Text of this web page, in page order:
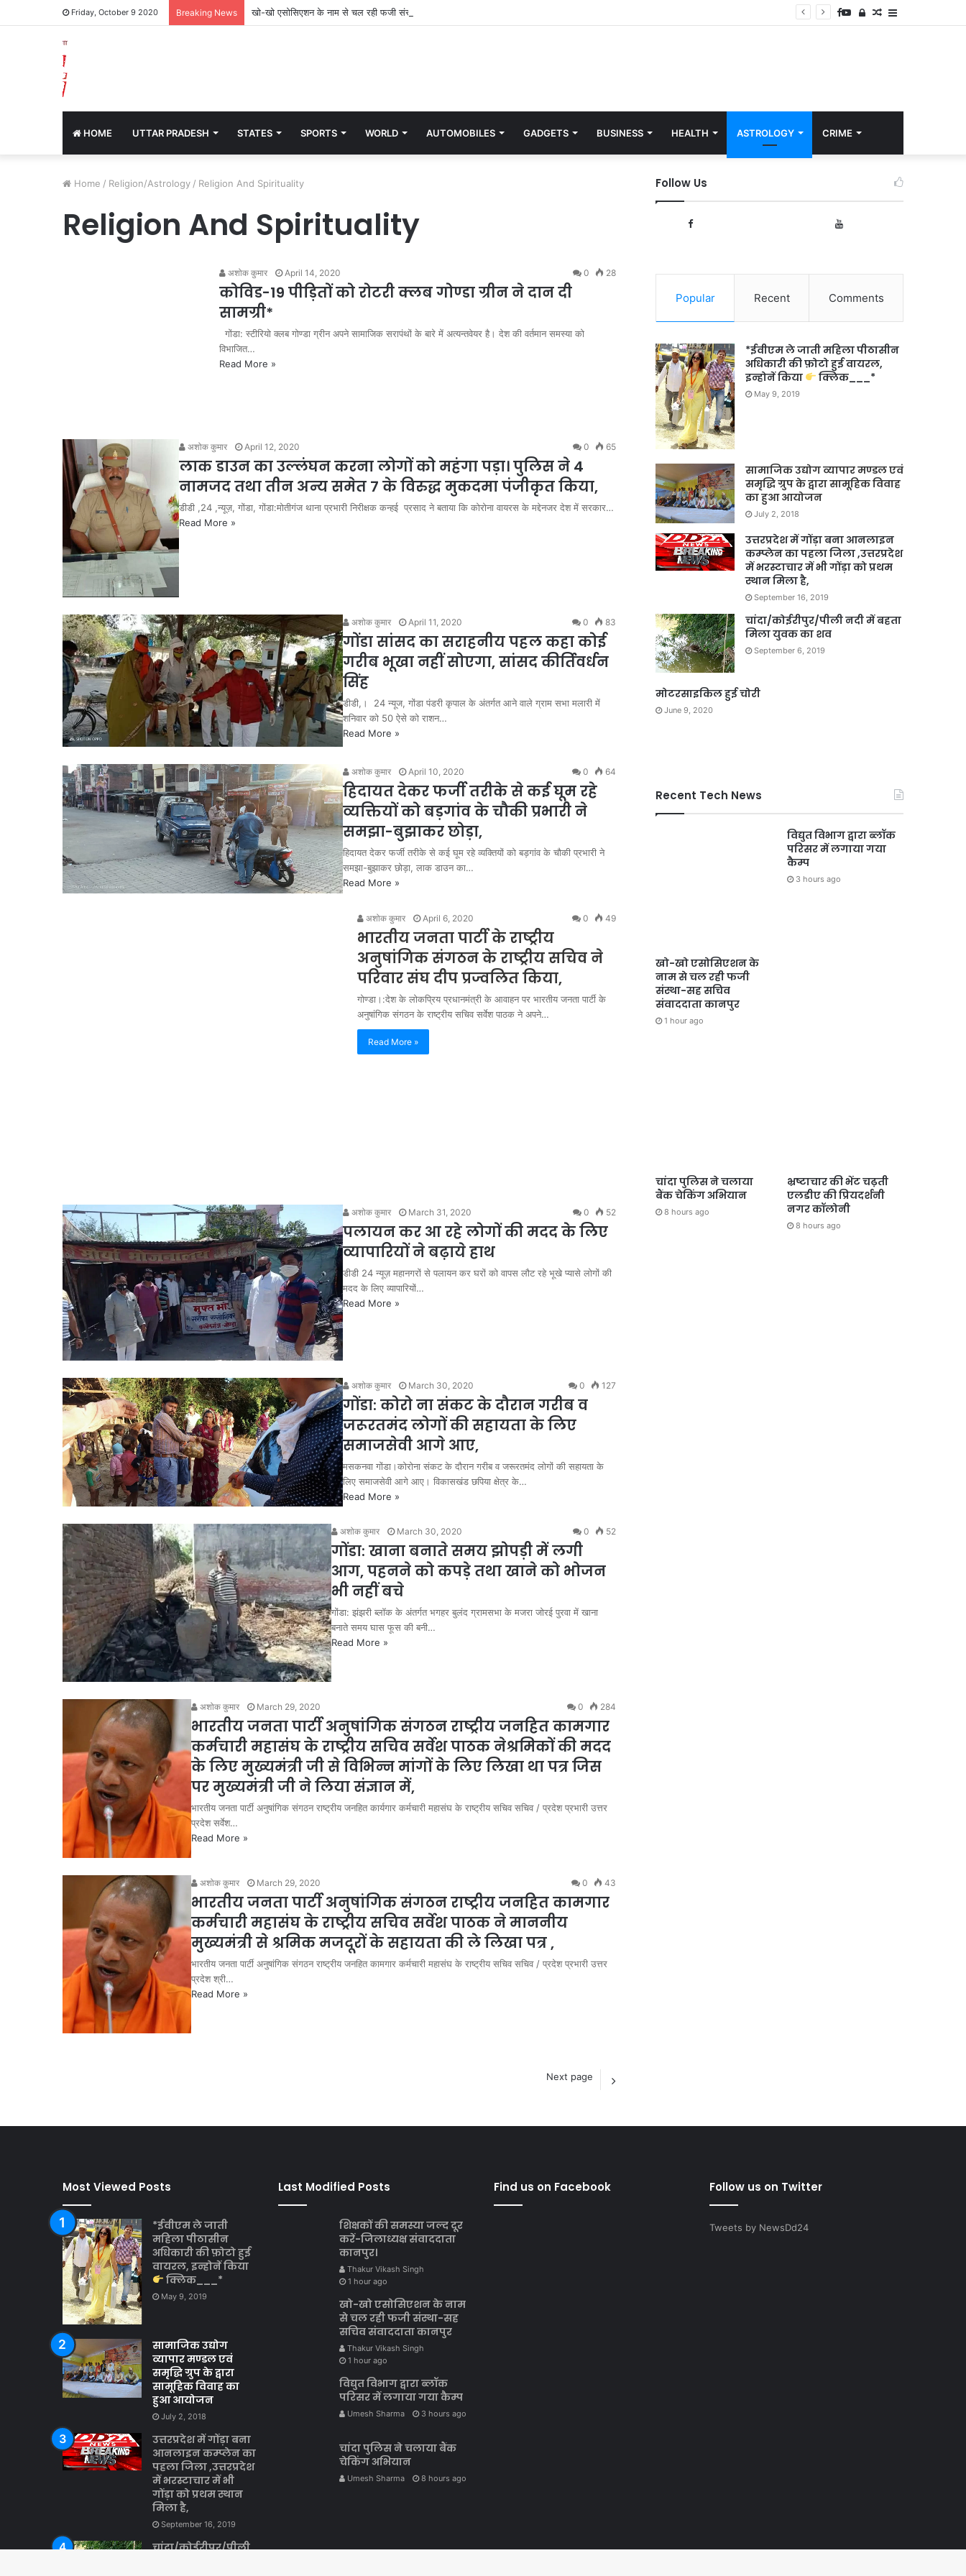
Friday, October 9 2020 Breaking News खो-खो एसोसिएशन के नाम से चल रही फजी संस्था-सह सचिव संवाददाता कानपुर Random
Log
YouTube
Facebook
HOME UTTAR PRADESH STATES SPORTS WORLD AUTOMOBILES GADGETS BUSINESS HEALTH ASTROLOGY CRIME
Home / Religion/Astrology / Religion And Spirituality
Religion And Spirituality
अशोक कुमार April 14, 2020 0 28
कोविड-19 पीड़ितों को रोटरी क्लब गोण्डा ग्रीन ने दान दी
सामग्री*
गोंडा: स्टीरियो क्लब गोण्डा ग्रीन अपने सामाजिक सरापंथों के बारे में अत्यन्तवेयर है। देश की वर्तमान समस्या को
विभाजित…
Read More »
अशोक कुमार April 12, 2020 0 65
लाक डाउन का उल्लंघन करना लोगों को महंगा पड़ा। पुलिस ने 4
नामजद तथा तीन अन्य समेत 7 के विरुद्ध मुकदमा पंजीकृत किया,
डीडी ,24 ,न्यूज़, गोंडा, गोंडा:मोतीगंज थाना प्रभारी निरीक्षक कन्हई प्रसाद ने बताया कि कोरोना वायरस के मद्देनजर देश में सरकार…
Read More »
अशोक कुमार April 11, 2020 0 83
गोंडा सांसद का सराहनीय पहल कहा कोई
गरीब भूखा नहीं सोएगा, सांसद कीर्तिवर्धन
सिंह
डीडी,। 24 न्यूज, गोंडा पंडरी कृपाल के अंतर्गत आने वाले ग्राम सभा मलारी में
शनिवार को 50 ऐसे को राशन…
Read More »
अशोक कुमार April 10, 2020 0 64
हिदायत देकर फर्जी तरीके से कई घूम रहे
व्यक्तियों को बड़गांव के चौकी प्रभारी ने
समझा-बुझाकर छोड़ा,
हिदायत देकर फर्जी तरीके से कई घूम रहे व्यक्तियों को बड़गांव के चौकी प्रभारी ने
समझा-बुझाकर छोड़ा, लाक डाउन का…
Read More »
अशोक कुमार April 6, 2020 0 49
भारतीय जनता पार्टी के राष्ट्रीय
अनुषांगिक संगठन के राष्ट्रीय सचिव ने
परिवार संघ दीप प्रज्वलित किया,
गोण्डा।:देश के लोकप्रिय प्रधानमंत्री के आवाहन पर भारतीय जनता पार्टी के
अनुषांगिक संगठन के राष्ट्रीय सचिव सर्वेश पाठक ने अपने…
Read More »
अशोक कुमार March 31, 2020 0 52
पलायन कर आ रहे लोगों की मदद के लिए
व्यापारियों ने बढ़ाये हाथ
डीडी 24 न्यूज़ महानगरों से पलायन कर घरों को वापस लौट रहे भूखे प्यासे लोगों की
मदद के लिए व्यापारियों…
Read More »
अशोक कुमार March 30, 2020 0 127
गोंडा: कोरो ना संकट के दौरान गरीब व
जरूरतमंद लोगों की सहायता के लिए
समाजसेवी आगे आए,
मसकनवा गोंडा।कोरोना संकट के दौरान गरीब व जरूरतमंद लोगों की सहायता के
लिए समाजसेवी आगे आए। विकासखंड छपिया क्षेत्र के…
Read More »
अशोक कुमार March 30, 2020 0 52
गोंडा: खाना बनाते समय झोपड़ी में लगी
आग, पहनने को कपड़े तथा खाने को भोजन
भी नहीं बचे
गोंडा: झंझरी ब्लॉक के अंतर्गत भगहर बुलंद ग्रामसभा के मजरा जोरई पुरवा में खाना
बनाते समय घास फूस की बनी…
Read More »
अशोक कुमार March 29, 2020 0 284
भारतीय जनता पार्टी अनुषांगिक संगठन राष्ट्रीय जनहित कामगार
कर्मचारी महासंघ के राष्ट्रीय सचिव सर्वेश पाठक नेश्रमिकों की मदद
के लिए मुख्यमंत्री जी से विभिन्न मांगों के लिए लिखा था पत्र जिस
पर मुख्यमंत्री जी ने लिया संज्ञान में,
भारतीय जनता पार्टी अनुषांगिक संगठन राष्ट्रीय जनहित कार्यगार कर्मचारी महासंघ के राष्ट्रीय सचिव सचिव / प्रदेश प्रभारी उत्तर
प्रदेश सर्वेश…
Read More »
अशोक कुमार March 29, 2020 0 43
भारतीय जनता पार्टी अनुषांगिक संगठन राष्ट्रीय जनहित कामगार
कर्मचारी महासंघ के राष्ट्रीय सचिव सर्वेश पाठक ने माननीय
मुख्यमंत्री से श्रमिक मजदूरों के सहायता की ले लिखा पत्र ,
भारतीय जनता पार्टी अनुषांगिक संगठन राष्ट्रीय जनहित कामगार कर्मचारी महासंघ के राष्ट्रीय सचिव सचिव / प्रदेश प्रभारी उत्तर
प्रदेश श्री…
Read More »
Next page
Follow Us
Popular Recent Comments
*ईवीएम ले जाती महिला पीठासीन
अधिकारी की फ़ोटो हुई वायरल,
इन्होनें किया
क्लिक___*
May 9, 2019
सामाजिक उद्योग व्यापार मण्डल एवं
समृद्धि ग्रुप के द्वारा सामूहिक विवाह
का हुआ आयोजन
July 2, 2018
उत्तरप्रदेश में गोंड़ा बना आनलाइन
कम्प्लेन का पहला जिला ,उत्तरप्रदेश
में भरस्टाचार में भी गोंड़ा को प्रथम
स्थान मिला है,
September 16, 2019
चांदा/कोईरीपुर/पीली नदी में बहता
मिला युवक का शव
September 6, 2019
मोटरसाइकिल हुई चोरी
June 9, 2020
Recent Tech News
खो-खो एसोसिएशन के
नाम से चल रही फजी
संस्था-सह सचिव
संवाददाता कानपुर
1 hour ago
विद्युत विभाग द्वारा ब्लॉक
परिसर में लगाया गया
कैम्प
3 hours ago
चांदा पुलिस ने चलाया
बैंक चेकिंग अभियान
8 hours ago
भ्रष्टाचार की भेंट चढ़ती
एलडीए की प्रियदर्शनी
नगर कॉलोनी
8 hours ago
Most Viewed Posts
*ईवीएम ले जाती
महिला पीठासीन
अधिकारी की फ़ोटो हुई
वायरल, इन्होनें किया
क्लिक___*
May 9, 2019
सामाजिक उद्योग
व्यापार मण्डल एवं
समृद्धि ग्रुप के द्वारा
सामूहिक विवाह का
हुआ आयोजन
July 2, 2018
उत्तरप्रदेश में गोंड़ा बना
आनलाइन कम्प्लेन का
पहला जिला ,उत्तरप्रदेश
में भरस्टाचार में भी
गोंड़ा को प्रथम स्थान
मिला है,
September 16, 2019
चांदा/कोईरीपुर/पीली
Last Modified Posts
शिक्षकों की समस्या जल्द दूर
करें-जिलाध्यक्ष संवाददाता
कानपुर।
Thakur Vikash Singh
1 hour ago
खो-खो एसोसिएशन के नाम
से चल रही फजी संस्था-सह
सचिव संवाददाता कानपुर
Thakur Vikash Singh
1 hour ago
विद्युत विभाग द्वारा ब्लॉक
परिसर में लगाया गया कैम्प
Umesh Sharma 3 hours ago
चांदा पुलिस ने चलाया बैंक
चेकिंग अभियान
Umesh Sharma 8 hours ago
Find us on Facebook Follow us on Twitter
Tweets by NewsDd24